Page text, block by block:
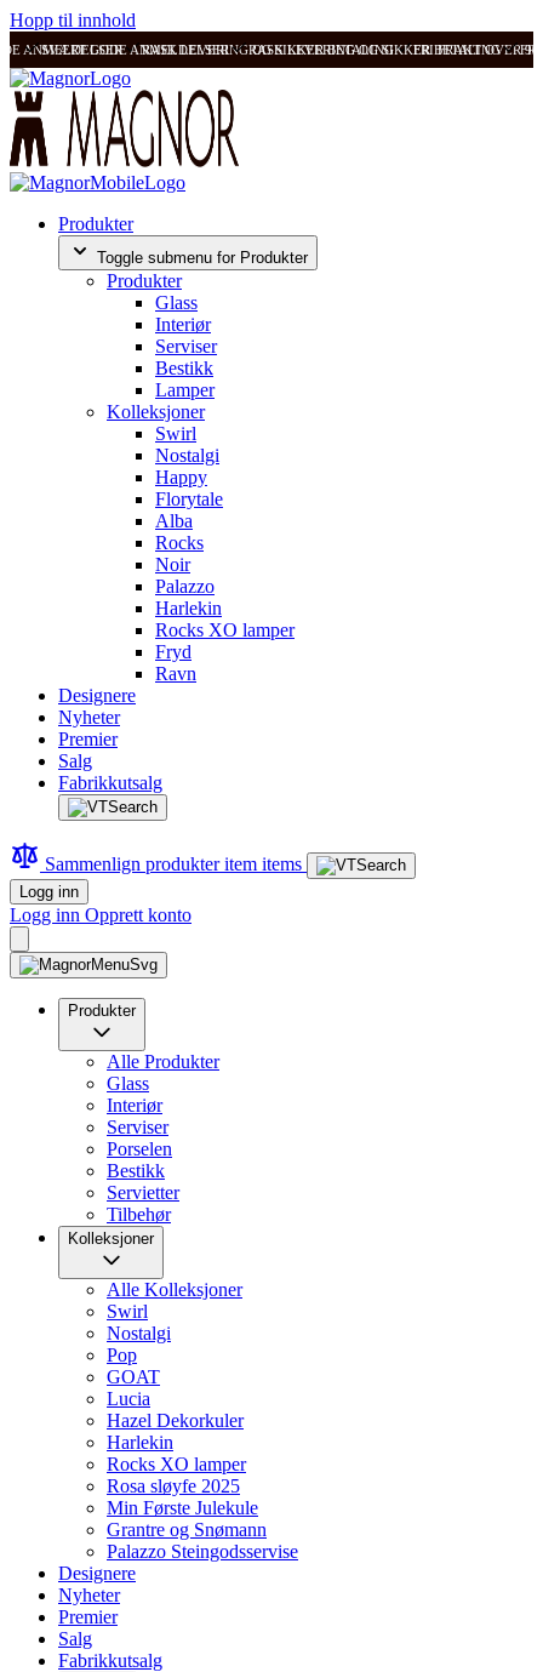
Hopp til innhold
ANMELDELSER RASK LEVERING OG SIKKER BETALING FRI FRAKT OVER
SVÆRT GODE ANMELDELSER RASK LEVERING OG SIKKER BETALING
Produkter
Toggle submenu for Produkter
Produkter
Glass
Interiør
Serviser
Bestikk
Lamper
Kolleksjoner
Swirl
Nostalgi
Happy
Florytale
Alba
Rocks
Noir
Palazzo
Harlekin
Rocks XO lamper
Fryd
Ravn
Designere
Nyheter
Premier
Salg
Fabrikkutsalg
Sammenlign produkteritem items
Logg inn
Logg inn Opprett konto
Produkter
Alle Produkter
Glass
Interiør
Serviser
Porselen
Bestikk
Servietter
Tilbehør
Kolleksjoner
Alle Kolleksjoner
Swirl
Nostalgi
Pop
GOAT
Lucia
Hazel Dekorkuler
Harlekin
Rocks XO lamper
Rosa sløyfe 2025
Min Første Julekule
Grantre og Snømann
Palazzo Steingodsservise
Designere
Nyheter
Premier
Salg
Fabrikkutsalg